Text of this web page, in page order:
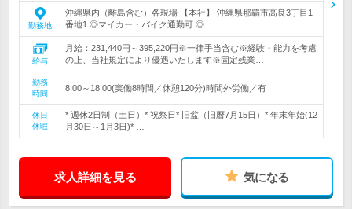
勤務地
沖縄県内（離島含む）各現場 【本社】 沖縄県那覇市高良3丁目1
番地1 ◎マイカー・バイク通勤可 ◎…
給与
月給：231,440円～395,220円※一律手当含む※経験・能力を考慮
の上、当社規定により優遇いたします※固定残業…
勤務
時間
8:00～18:00(実働8時間／休憩120分)時間外労働／有
休日
休暇
* 週休2日制（土日）* 祝祭日* 旧盆（旧暦7月15日）* 年末年始(12
月30日～1月3日)* …
求人詳細を見る 気になる